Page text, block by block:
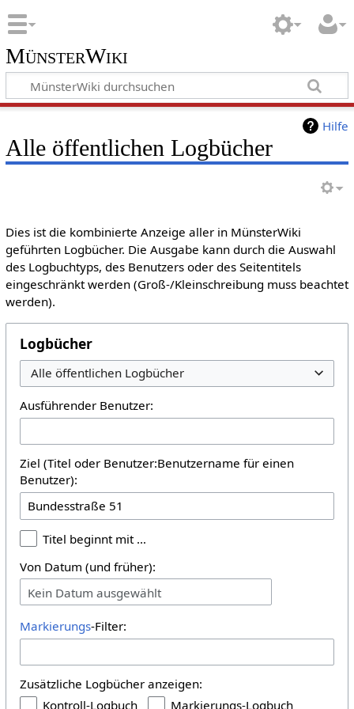
MünsterWiki
Hilfe
Alle öffentlichen Logbücher
Dies ist die kombinierte Anzeige aller in MünsterWiki
geführten Logbücher. Die Ausgabe kann durch die Auswahl
des Logbuchtyps, des Benutzers oder des Seitentitels
eingeschränkt werden (Groß-/Kleinschreibung muss beachtet
werden).
Logbücher
Alle öffentlichen Logbücher
Ausführender Benutzer:
Ziel (Titel oder Benutzer:Benutzername für einen
Benutzer):
Titel beginnt mit …
Von Datum (und früher):
Kein Datum ausgewählt
Markierungs-Filter:
Zusätzliche Logbücher anzeigen:
Kontroll-Logbuch
Markierungs-Logbuch